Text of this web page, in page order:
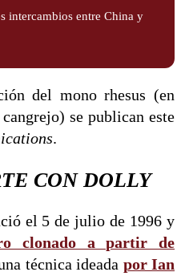
intercambios entre China y
del mono rhesus (en
se publican este
.
CON DOLLY
el 5 de julio de 1996 y
clonado a partir de
técnica ideada por Ian